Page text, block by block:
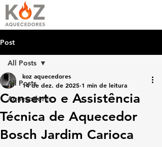
Post
All Posts
Aquecedores
All Posts
Conserto e Assistência
Técnica de Aquecedor
Bosch Jardim Carioca
koz aquecedores
14 de dez. de 2025 1 min de leitura